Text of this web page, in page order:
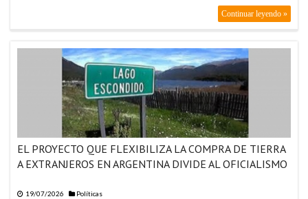
Continuar leyendo »
EL PROYECTO QUE FLEXIBILIZA LA COMPRA DE TIERRA
A EXTRANJEROS EN ARGENTINA DIVIDE AL OFICIALISMO
19/07/2026 Políticas